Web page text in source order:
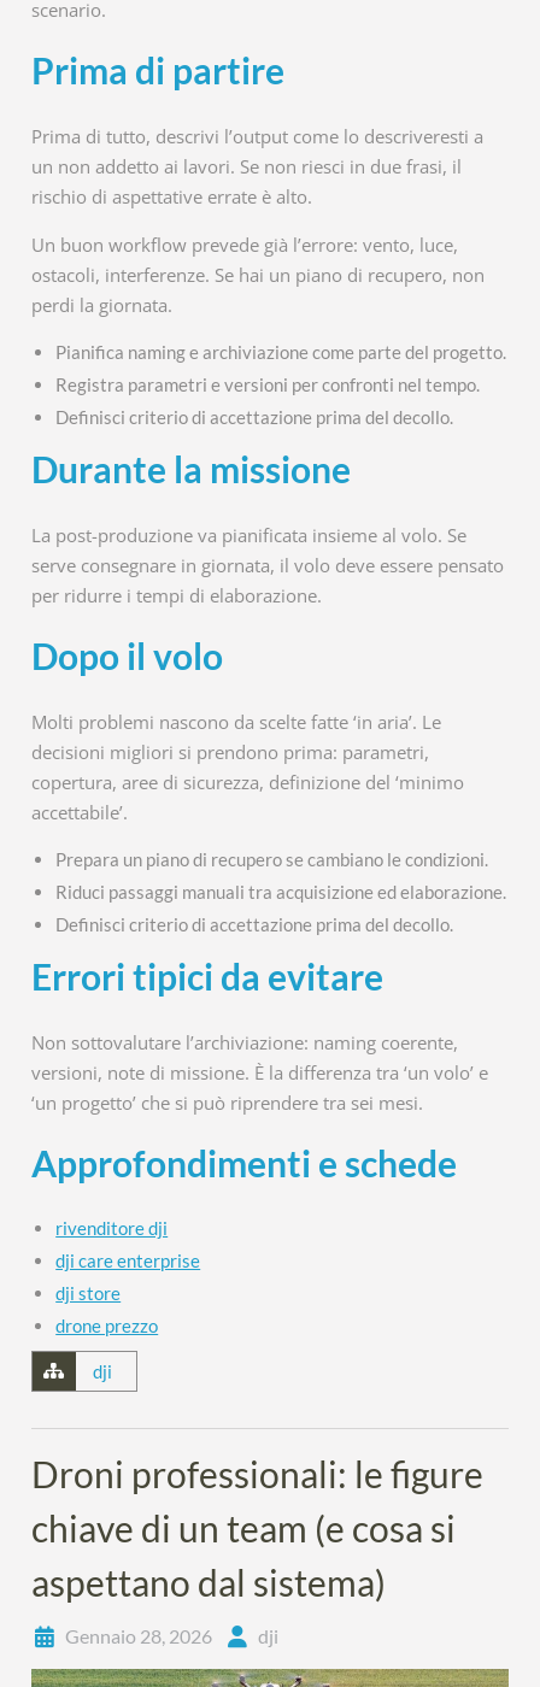
scenario.
Prima di partire
Prima di tutto, descrivi l’output come lo descriveresti a
un non addetto ai lavori. Se non riesci in due frasi, il
rischio di aspettative errate è alto.
Un buon workflow prevede già l’errore: vento, luce,
ostacoli, interferenze. Se hai un piano di recupero, non
perdi la giornata.
Pianifica naming e archiviazione come parte del progetto.
Registra parametri e versioni per confronti nel tempo.
Definisci criterio di accettazione prima del decollo.
Durante la missione
La post-produzione va pianificata insieme al volo. Se
serve consegnare in giornata, il volo deve essere pensato
per ridurre i tempi di elaborazione.
Dopo il volo
Molti problemi nascono da scelte fatte ‘in aria’. Le
decisioni migliori si prendono prima: parametri,
copertura, aree di sicurezza, definizione del ‘minimo
accettabile’.
Prepara un piano di recupero se cambiano le condizioni.
Riduci passaggi manuali tra acquisizione ed elaborazione.
Definisci criterio di accettazione prima del decollo.
Errori tipici da evitare
Non sottovalutare l’archiviazione: naming coerente,
versioni, note di missione. È la differenza tra ‘un volo’ e
‘un progetto’ che si può riprendere tra sei mesi.
Approfondimenti e schede
rivenditore dji
dji care enterprise
dji store
drone prezzo
dji
Droni professionali: le figure
chiave di un team (e cosa si
aspettano dal sistema)
Gennaio 28, 2026 dji